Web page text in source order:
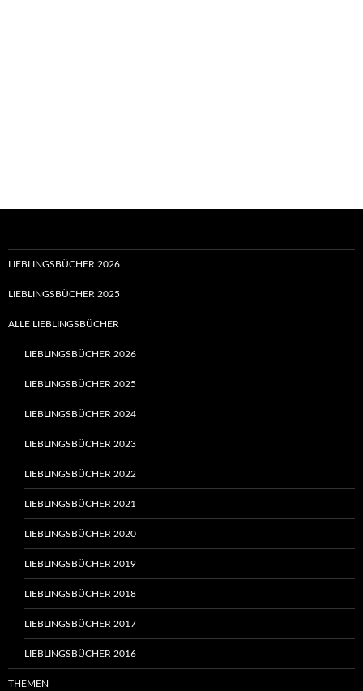
LIEBLINGSBÜCHER 2026
LIEBLINGSBÜCHER 2025
ALLE LIEBLINGSBÜCHER
LIEBLINGSBÜCHER 2026
LIEBLINGSBÜCHER 2025
LIEBLINGSBÜCHER 2024
LIEBLINGSBÜCHER 2023
LIEBLINGSBÜCHER 2022
LIEBLINGSBÜCHER 2021
LIEBLINGSBÜCHER 2020
LIEBLINGSBÜCHER 2019
LIEBLINGSBÜCHER 2018
LIEBLINGSBÜCHER 2017
LIEBLINGSBÜCHER 2016
THEMEN